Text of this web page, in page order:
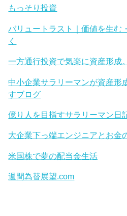
もっそり投資
バリュートラスト｜価値を生む
く
一方通行投資で気楽に資産形成。
中小企業サラリーマンが資産形
すブログ
億り人を目指すサラリーマン日
大企業下っ端エンジニアとお金
米国株で夢の配当金生活
週間為替展望.com